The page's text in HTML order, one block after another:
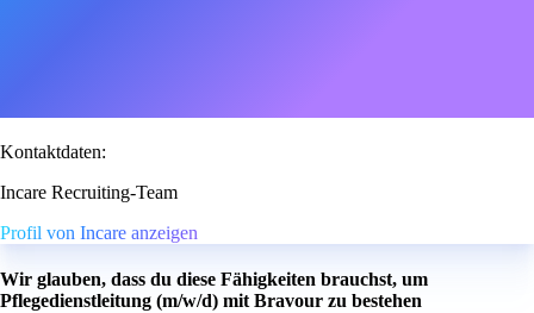
Kontaktdaten:
Incare Recruiting-Team
Profil von Incare anzeigen
Wir glauben, dass du diese Fähigkeiten brauchst, um
Pflegedienstleitung (m/w/d) mit Bravour zu bestehen